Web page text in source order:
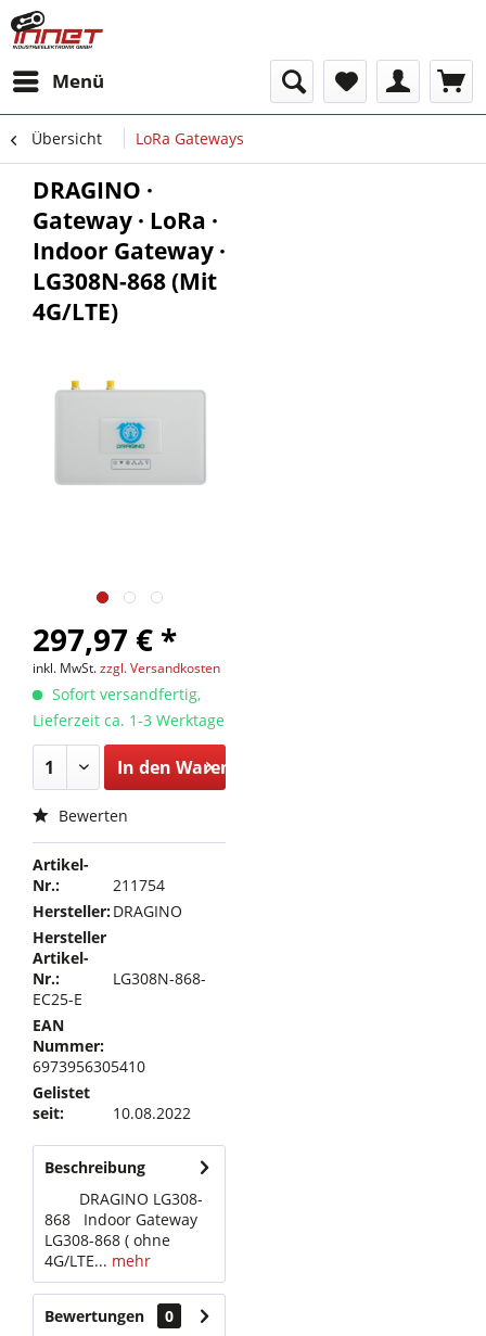
Menü
Übersicht LoRa Gateways
DRAGINO ·
Gateway · LoRa ·
Indoor Gateway ·
LG308N-868 (Mit
4G/LTE)
297,97 € *
inkl. MwSt.zzgl. Versandkosten
Sofort versandfertig,
Lieferzeit ca. 1-3 Werktage
In den Warenkorb
Bewerten
Artikel-
Nr.:
211754
Hersteller:DRAGINO
Hersteller
Artikel-
Nr.:
LG308N-868-
EC25-E
EAN
Nummer:
6973956305410
Gelistet
seit:
10.08.2022
Beschreibung
DRAGINO LG308-
868 Indoor Gateway
LG308-868 ( ohne
4G/LTE... mehr
Bewertungen
0